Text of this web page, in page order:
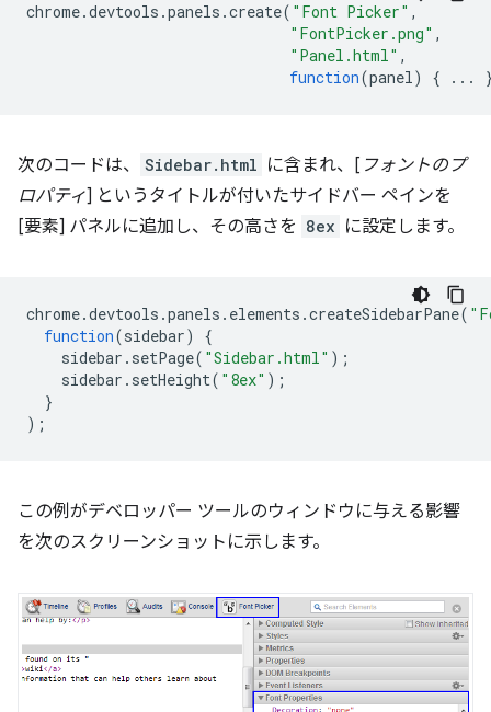
chrome.devtools .panels .create( "Font Picker" ,
"FontPicker.png" ,
"Panel.html" ,
function(panel) { ...
次のコードは、 Sidebar.html に含まれ、[ フォントのプ
ロパティ] というタイトルが付いたサイドバー ペインを
[要素] パネルに追加し、その高さを 8ex に設定します。
chrome.devtools .panels . elements .createSidebarPane(
function(sidebar)
{
sidebar . setPage( "Sidebar.html" );
sidebar . setHeight( "8ex" );
}
);
この例がデベロッパー ツールのウィンドウに与える影響
を次のスクリーンショットに示します。